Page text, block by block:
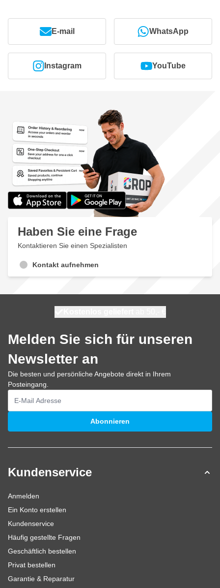
ausführliche Anleitung
Geeignet für verschiedene Fahrzeuge: Genug Produkt für
kleinerer Autos
Schutz vor UV-Strahlen und Waschkratzern: Verlängert die
E-mail WhatsApp
Instagram YouTube
Haben Sie eine Frage
Kontaktieren Sie einen Spezialisten
Kontakt aufnehmen
Melden Sie sich für unseren
Newsletter an
Die besten und persönliche Angebote direkt in Ihrem
Posteingang.
E-Mailadresse
Abonnieren
Kundenservice
Anmelden
Ein Konto erstellen
Kundenservice
Häufig gestellte Fragen
Geschäftlich bestellen
Privat bestellen
Garantie & Reparatur